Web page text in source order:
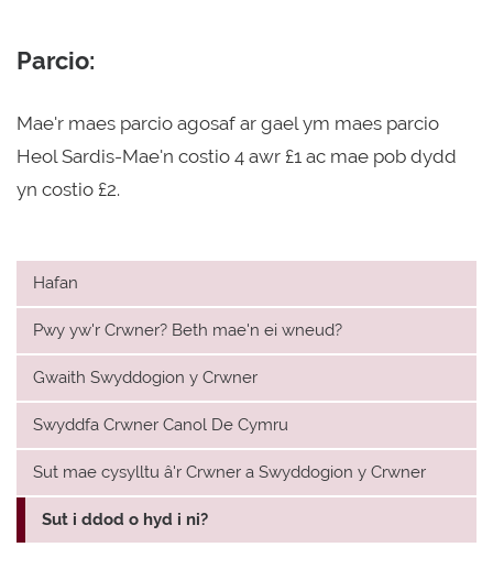
Parcio:
Mae'r maes parcio agosaf ar gael ym maes parcio
Heol Sardis-Mae'n costio 4 awr £1 ac mae pob dydd
yn costio £2.
Hafan
Pwy yw'r Crwner? Beth mae'n ei wneud?
Gwaith Swyddogion y Crwner
Swyddfa Crwner Canol De Cymru
Sut mae cysylltu â'r Crwner a Swyddogion y Crwner
Sut i ddod o hyd i ni?